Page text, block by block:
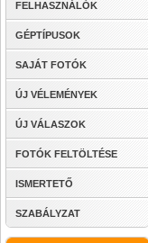
FELHASZNÁLÓK
GÉPTÍPUSOK
SAJÁT FOTÓK
ÚJ VÉLEMÉNYEK
ÚJ VÁLASZOK
FOTÓK FELTÖLTÉSE
ISMERTETŐ
SZABÁLYZAT